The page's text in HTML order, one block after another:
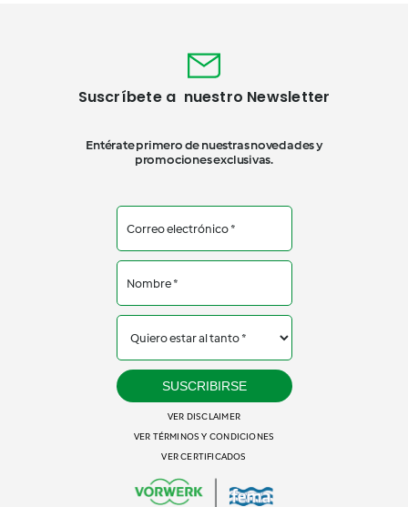
Suscríbete a nuestro Newsletter
Entérate primero de nuestras novedades y
promociones exclusivas.
SUSCRIBIRSE
VER DISCLAIMER
VER TÉRMINOS Y CONDICIONES
VER CERTIFICADOS